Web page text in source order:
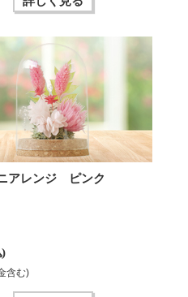
アレンジ ピンク
含む)